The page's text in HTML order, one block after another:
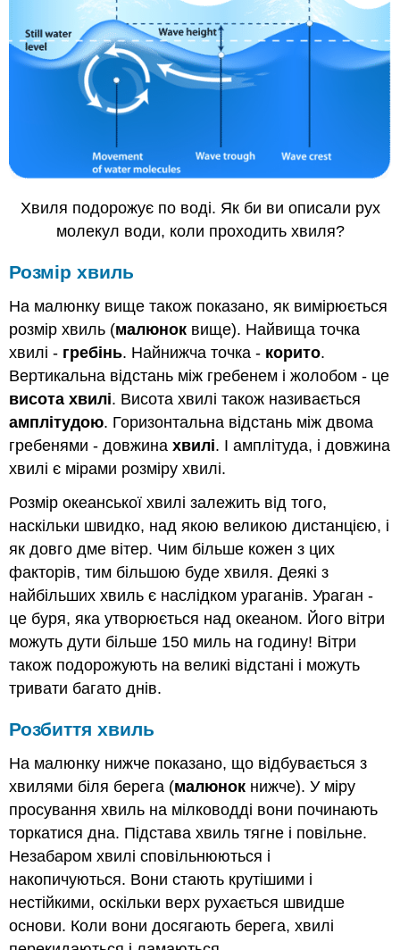
Хвиля подорожує по воді. Як би ви описали рух
молекул води, коли проходить хвиля?
Розмір хвиль
На малюнку вище також показано, як вимірюється
розмір хвиль (малюнок вище). Найвища точка
хвилі - гребінь. Найнижча точка - корито.
Вертикальна відстань між гребенем і жолобом - це
висота хвилі. Висота хвилі також називається
амплітудою. Горизонтальна відстань між двома
гребенями - довжинахвилі. І амплітуда, і довжина
хвилі є мірами розміру хвилі.
Розмір океанської хвилі залежить від того,
наскільки швидко, над якою великою дистанцією, і
як довго дме вітер. Чим більше кожен з цих
факторів, тим більшою буде хвиля. Деякі з
найбільших хвиль є наслідком ураганів. Ураган -
це буря, яка утворюється над океаном. Його вітри
можуть дути більше 150 миль на годину! Вітри
також подорожують на великі відстані і можуть
тривати багато днів.
Розбиття хвиль
На малюнку нижче показано, що відбувається з
хвилями біля берега (малюнок нижче). У міру
просування хвиль на мілководді вони починають
торкатися дна. Підстава хвиль тягне і повільне.
Незабаром хвилі сповільнюються і
накопичуються. Вони стають крутішими і
нестійкими, оскільки верх рухається швидше
основи. Коли вони досягають берега, хвилі